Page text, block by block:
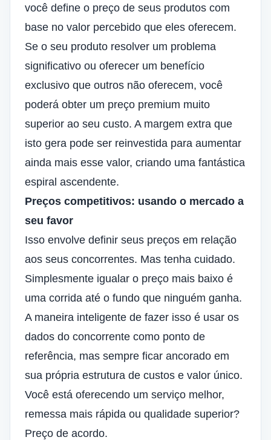
você define o preço de seus produtos com
base no valor percebido que eles oferecem.
Se o seu produto resolver um problema
significativo ou oferecer um benefício
exclusivo que outros não oferecem, você
poderá obter um preço premium muito
superior ao seu custo. A margem extra que
isto gera pode ser reinvestida para aumentar
ainda mais esse valor, criando uma fantástica
espiral ascendente.
Preços competitivos: usando o mercado a
seu favor
Isso envolve definir seus preços em relação
aos seus concorrentes. Mas tenha cuidado.
Simplesmente igualar o preço mais baixo é
uma corrida até o fundo que ninguém ganha.
A maneira inteligente de fazer isso é usar os
dados do concorrente como ponto de
referência, mas sempre ficar ancorado em
sua própria estrutura de custos e valor único.
Você está oferecendo um serviço melhor,
remessa mais rápida ou qualidade superior?
Preço de acordo.